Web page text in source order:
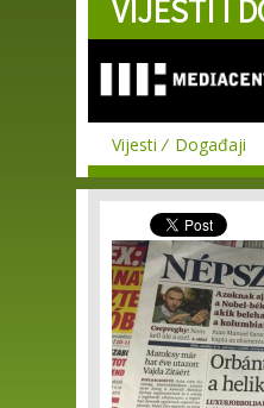
Skip to
main
VIJESTI I
Vijesti Događaji